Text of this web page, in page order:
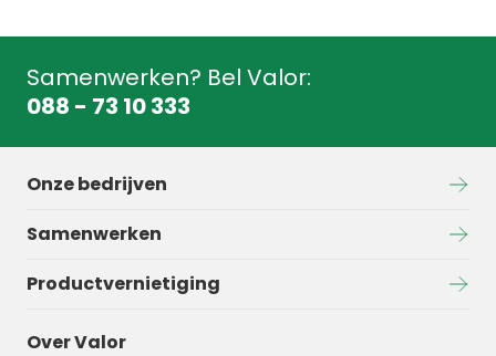
Samenwerken? Bel Valor:
088 - 73 10 333
Onze bedrijven
Samenwerken
Productvernietiging
Over Valor